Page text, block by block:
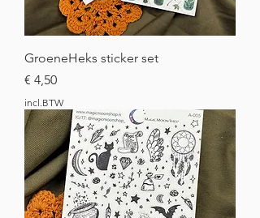
GroeneHeks sticker set
Prijs
€ 4,50
incl.BTW